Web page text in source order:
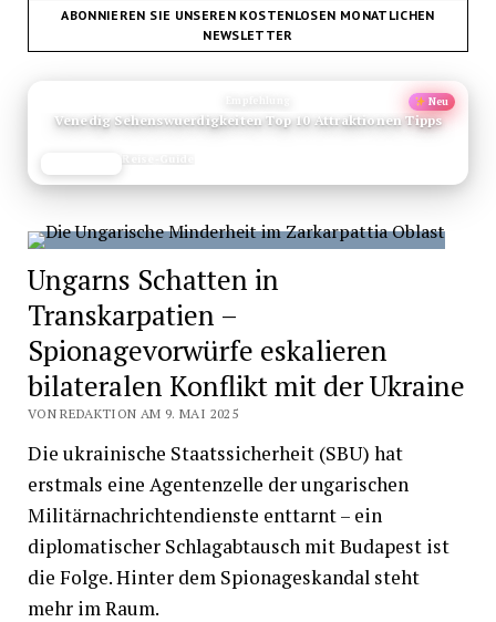
ABONNIEREN SIE UNSEREN KOSTENLOSEN MONATLICHEN
NEWSLETTER
Neu
Venedig Sehenswuerdigkeiten Top 10 Attraktionen Tipps
Reise-Guide
Ungarns Schatten in
Transkarpatien –
Spionagevorwürfe eskalieren
bilateralen Konflikt mit der Ukraine
VON REDAKTION AM 9. MAI 2025
Die ukrainische Staatssicherheit (SBU) hat
erstmals eine Agentenzelle der ungarischen
Militärnachrichtendienste enttarnt – ein
diplomatischer Schlagabtausch mit Budapest ist
die Folge. Hinter dem Spionageskandal steht
mehr im Raum.